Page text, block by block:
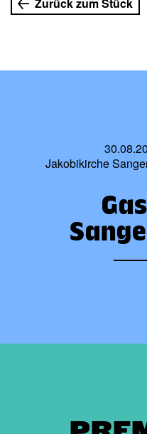
Zurück zum Stück
Jakobikirche